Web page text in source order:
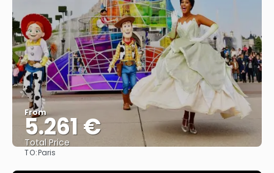
From
5.261 €
Total Price
TO:Paris